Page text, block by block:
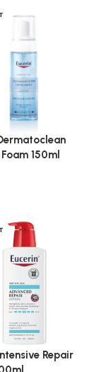
150ml
Repair